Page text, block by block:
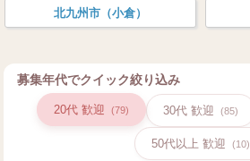
北九州市（小倉）
募集年代でクイック絞り込み
20代 歓迎 (79) 30代 歓迎 (85)
50代以上 歓迎 (10)